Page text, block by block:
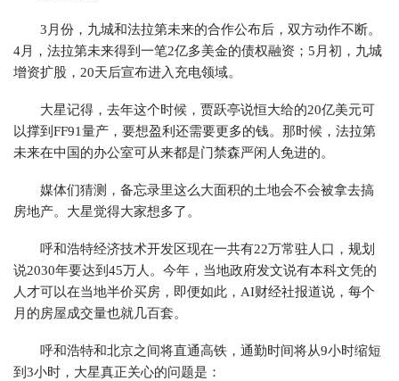
3月份，九城和法拉第未来的合作公布后，双方动作不断。
4月，法拉第未来得到一笔2亿多美金的债权融资；5月初，九城
增资扩股，20天后宣布进入充电领域。
大星记得，去年这个时候，贾跃亭说恒大给的20亿美元可
以撑到FF91量产，要想盈利还需要更多的钱。那时候，法拉第
未来在中国的办公室可从来都是门禁森严闲人免进的。
媒体们猜测，备忘录里这么大面积的土地会不会被拿去搞
房地产。大星觉得大家想多了。
呼和浩特经济技术开发区现在一共有22万常驻人口，规划
说2030年要达到45万人。今年，当地政府发文说有本科文凭的
人才可以在当地半价买房，即便如此，AI财经社报道说，每个
月的房屋成交量也就几百套。
呼和浩特和北京之间将直通高铁，通勤时间将从9小时缩短
到3小时，大星真正关心的问题是：